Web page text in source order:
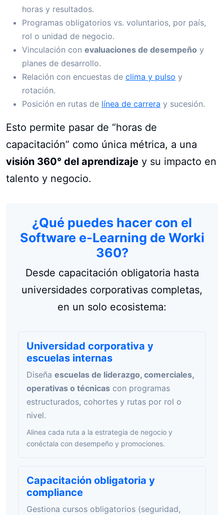
horas y resultados.
Programas obligatorios vs. voluntarios, por país,
rol o unidad de negocio.
Vinculación con evaluaciones de desempeño y
planes de desarrollo.
Relación con encuestas de clima y pulso y
rotación.
Posición en rutas de línea de carrera y sucesión.
Esto permite pasar de “horas de
capacitación” como única métrica, a una
visión 360° del aprendizaje y su impacto en
talento y negocio.
¿Qué puedes hacer con el
Software e-Learning de Worki
360?
Desde capacitación obligatoria hasta
universidades corporativas completas,
en un solo ecosistema:
Universidad corporativa y
escuelas internas
Diseña escuelas de liderazgo, comerciales,
operativas o técnicas con programas
estructurados, cohortes y rutas por rol o
nivel.
Alinea cada ruta a la estrategia de negocio y
conéctala con desempeño y promociones.
Capacitación obligatoria y
compliance
Gestiona cursos obligatorios (seguridad,